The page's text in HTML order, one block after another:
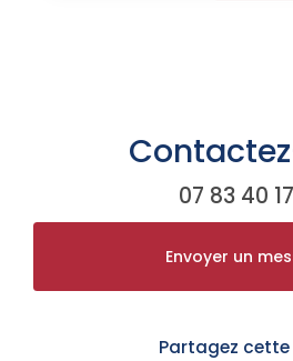
07 83 40
Envoyer un
Partagez